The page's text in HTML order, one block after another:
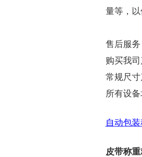
量等，
售后服
购买我
常规尺
所有设
自动包
皮带称